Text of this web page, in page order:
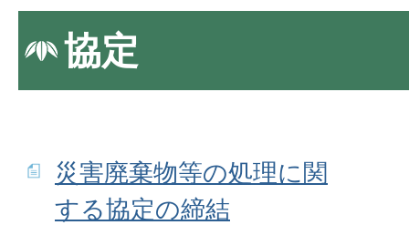
協定
災害廃棄物等の処理に関
する協定の締結